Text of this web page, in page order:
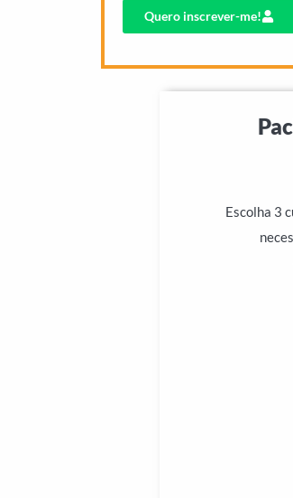
Quero inscrever-me!
Escolha 3